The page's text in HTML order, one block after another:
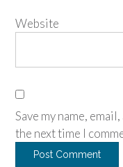
Website
Save my name,
the next time I